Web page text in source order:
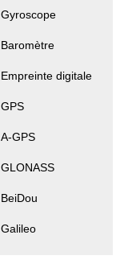
Gyroscope
Baromètre
Empreinte digitale
GPS
A-GPS
GLONASS
BeiDou
Galileo